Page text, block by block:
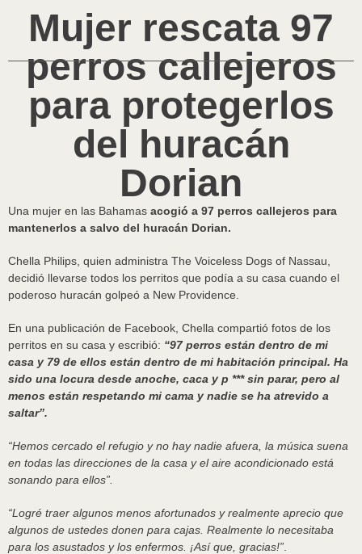
Mujer rescata 97
perros callejeros
para protegerlos
del huracán
Dorian
Una mujer en las Bahamas acogió a 97 perros callejeros para
mantenerlos a salvo del huracán Dorian.
Chella Philips, quien administra The Voiceless Dogs of Nassau,
decidió llevarse todos los perritos que podía a su casa cuando el
poderoso huracán golpeó a New Providence.
En una publicación de Facebook, Chella compartió fotos de los
perritos en su casa y escribió: “97 perros están dentro de mi
casa y 79 de ellos están dentro de mi habitación principal. Ha
sido una locura desde anoche, caca y p *** sin parar, pero al
menos están respetando mi cama y nadie se ha atrevido a
saltar”.
“Hemos cercado el refugio y no hay nadie afuera, la música suena
en todas las direcciones de la casa y el aire acondicionado está
sonando para ellos”.
“Logré traer algunos menos afortunados y realmente aprecio que
algunos de ustedes donen para cajas. Realmente lo necesitaba
para los asustados y los enfermos. ¡Así que, gracias!”